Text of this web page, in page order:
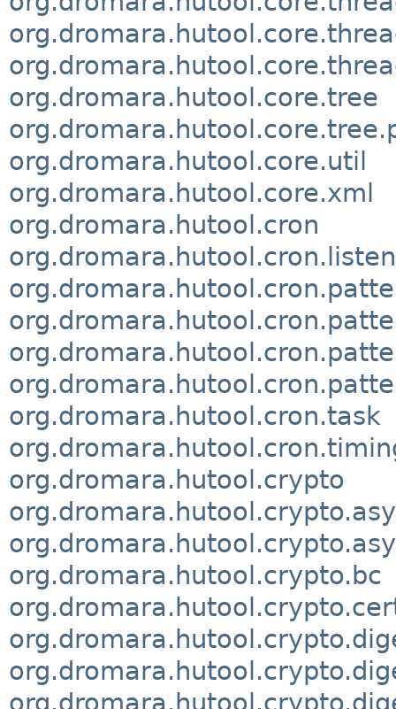
org.dromara.hutool.core.tree
org.dromara.hutool.core.util
org.dromara.hutool.core.xml
org.dromara.hutool.cron
org.dromara.hutool.cron.task
org.dromara.hutool.crypto
org.dromara.hutool.crypto.bc